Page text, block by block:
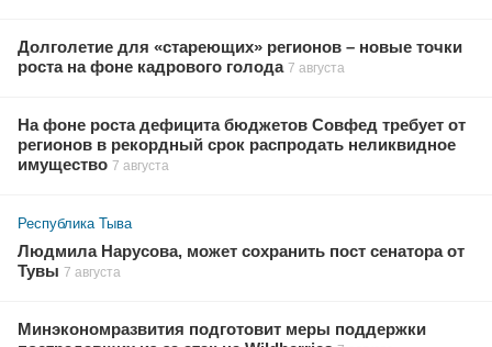
Долголетие для «стареющих» регионов – новые точки
роста на фоне кадрового голода 7 августа
На фоне роста дефицита бюджетов Совфед требует от
регионов в рекордный срок распродать неликвидное
имущество 7 августа
Республика Тыва
Людмила Нарусова, может сохранить пост сенатора от
Тувы 7 августа
Минэкономразвития подготовит меры поддержки